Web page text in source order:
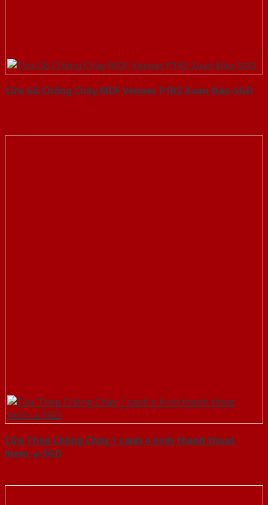
Cửa Gỗ Chống Cháy MDF Veneer P1R2 Xoan Đào-SGD
Cửa Thép Chống Cháy 1 canh o kinh thanh thoat
hiem-a-SGD